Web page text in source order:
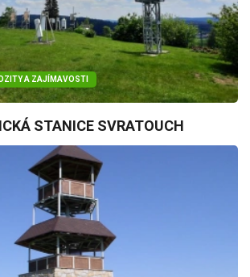
A ZAJÍMAVOSTI
STANICE SVRATOUCH